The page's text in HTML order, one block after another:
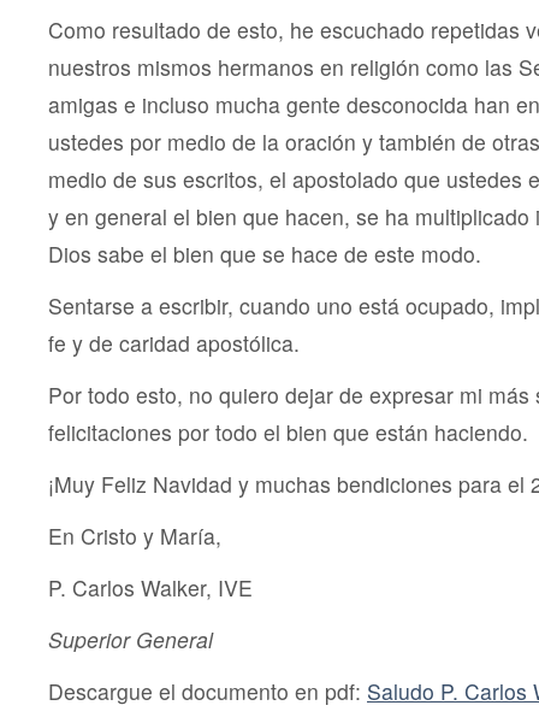
Como resultado de esto, he escuchado repetidas
nuestros mismos hermanos en religión como las
amigas e incluso mucha gente desconocida han
ustedes por medio de la oración y también de
medio de sus escritos, el apostolado que ustedes
y en general el bien que hacen, se ha
Dios sabe el bien que se hace de este modo.
Sentarse a escribir, cuando uno está ocupado,
fe y de caridad apostólica.
Por todo esto, no quiero dejar de expresar mi más
felicitaciones por todo el bien que están haciendo.
¡Muy Feliz Navidad y muchas bendiciones para el
En Cristo y María,
P. Carlos Walker, IVE
Superior General
Descargue el documento en pdf: Saludo P. Carlos